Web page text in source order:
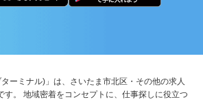
ターミナル)」は、さいたま市北区・その他の求人
す。 地域密着をコンセプトに、仕事探しに役立つ